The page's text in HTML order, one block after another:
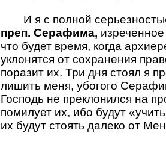
И я с полной
преп. Серафима,
что будет время, когда
уклонятся от сохранения
поразит их. Три дня стоял я
лишить меня, убогого
Господь не преклонился на
помилует их, ибо будут
их будут стоять далеко от